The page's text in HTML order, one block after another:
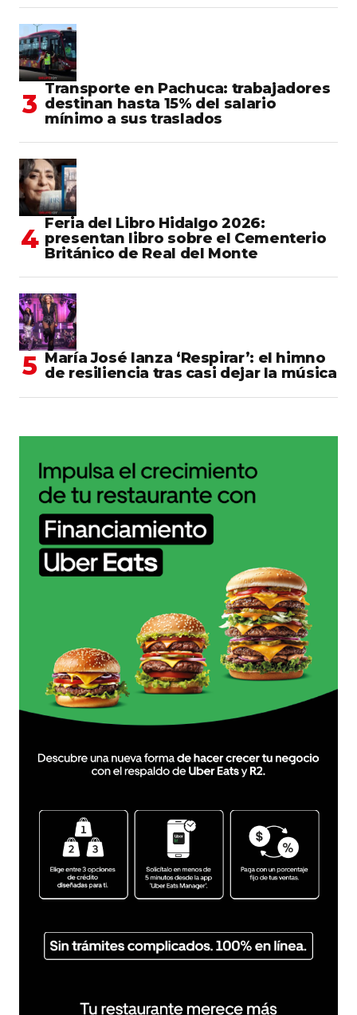
Transporte en Pachuca: trabajadores
destinan hasta 15% del salario
mínimo a sus traslados
Feria del Libro Hidalgo 2026:
presentan libro sobre el Cementerio
Británico de Real del Monte
María José lanza ‘Respirar’: el himno
de resiliencia tras casi dejar la música